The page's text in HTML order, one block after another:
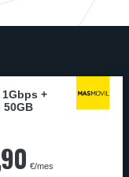
1Gbps +
50GB
€/mes